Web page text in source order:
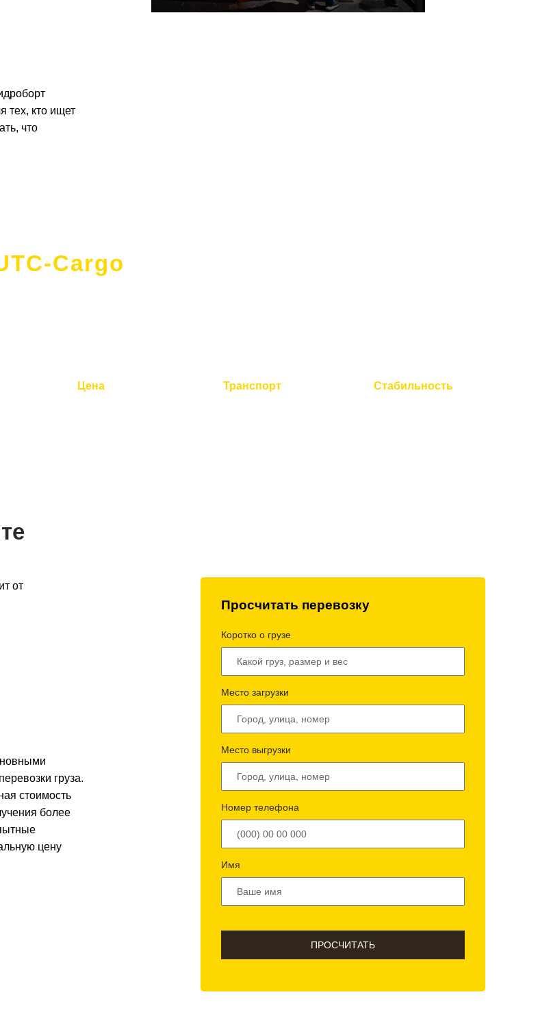
тех, кто ищет
что
Cargo
Цена
Транспорт
Стабильность
от
груза.
стоимость
более
цену
Просчитать перевозку
Коротко о грузе
Место загрузки
Место выгрузки
Номер телефона
Имя
ПРОСЧИТАТЬ